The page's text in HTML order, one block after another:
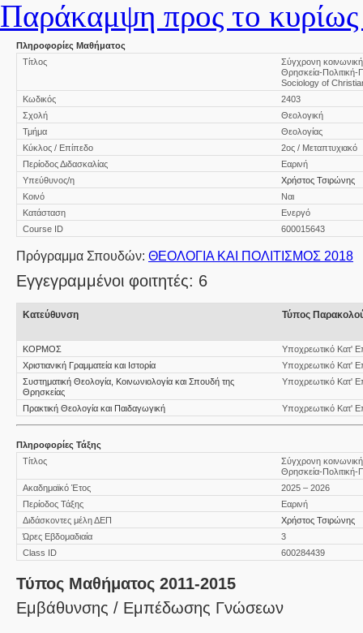
Παράκαμψη προς το κυρίως
Πληροφορίες Μαθήματος
Τίτλος
Σύγχρονη κοινωνική
Θρησκεία-
Sociology of
Κωδικός
2403
Σχολή
Θεολογική
Τμήμα
Θεολογίας
Κύκλος / Επίπεδο
2ος / Μεταπτυχιακό
Περίοδος Διδασκαλίας
Εαρινή
Υπεύθυνος/η
Χρήστος Τσιρώνης
Κοινό
Ναι
Κατάσταση
Ενεργό
Course ID
600015643
Πρόγραμμα Σπουδών: ΘΕΟΛΟΓΙΑ ΚΑΙ ΠΟΛΙΤΙΣΜΟΣ 2018
Εγγεγραμμένοι φοιτητές: 6
Κατεύθυνση Τύπος
ΚΟΡΜΟΣ
Υποχρεωτικό Κατ'
Χριστιανική Γραμματεία και Ιστορία
Υποχρεωτικό Κατ'
Συστηματική Θεολογία, Κοινωνιολογία και Σπουδή της
Θρησκείας
Υποχρεωτικό Κατ'
Πρακτική Θεολογία και Παιδαγωγική Υποχρεωτικό Κατ'
Πληροφορίες Τάξης
Τίτλος
Σύγχρονη κοινωνική
Θρησκεία-Πολιτική-
Ακαδημαϊκό Έτος
2025 – 2026
Περίοδος Τάξης
Εαρινή
Διδάσκοντες μέλη ΔΕΠ
Χρήστος Τσιρώνης
Ώρες Εβδομαδιαία
3
Class ID
600284439
Τύπος Μαθήματος 2011-2015
Εμβάθυνσης / Εμπέδωσης Γνώσεων